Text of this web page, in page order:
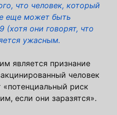
что человек, который
еще может быть
(хотя они говорят, что
ужасным.
является признание
человек
риск
если они заразятся».